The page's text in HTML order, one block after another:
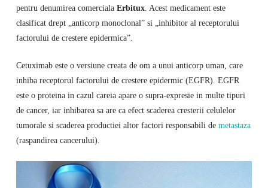
pentru denumirea comerciala Erbitux. Acest medicament este
clasificat drept „anticorp monoclonal” si „inhibitor al receptorului
factorului de crestere epidermica”.
Cetuximab este o versiune creata de om a unui anticorp uman, care
inhiba receptorul factorului de crestere epidermic (EGFR). EGFR
este o proteina in cazul careia apare o supra-expresie in multe tipuri
de cancer, iar inhibarea sa are ca efect scaderea cresterii celulelor
tumorale si scaderea productiei altor factori responsabili de metastaza
(raspandirea cancerului).